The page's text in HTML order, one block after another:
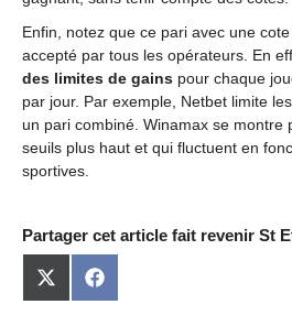
Enfin, notez que ce pari avec une
accepté par tous les opérateurs. En
des limites de gains pour chaque
par jour. Par exemple, Netbet limite
un pari combiné. Winamax se montre
seuils plus haut et qui fluctuent en
sportives.
Partager cet article fait revenir St
Share
on
Share
on